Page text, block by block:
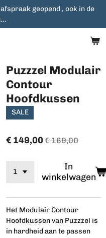
geopend , ook in de
Puzzzel Modulair
Contour
Hoofdkussen
SALE
€ 149,00 € 169,00
In
winkelwagen
Het Modulair Contour
Hoofdkussen van Puzzzel is
in hardheid aan te passen